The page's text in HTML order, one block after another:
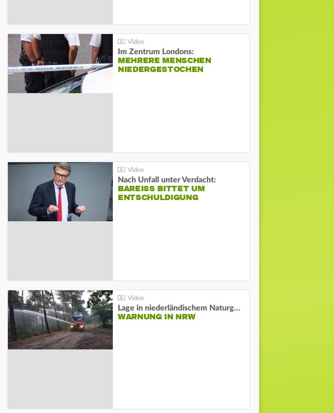
Im Zentrum Londons:
MEHRERE MENSCHEN
NIEDERGESTOCHEN
Nach Unfall unter Verdacht:
BAREISS BITTET UM E
NTSCHULDIGUNG
Lage in niederländischem Naturgebiet stabil
WARNUNG IN NRW